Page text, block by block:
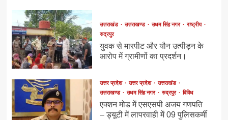
उत्तराखंड उत्तराखण्ड उधम सिंह नगर
राष्ट्रीय
रुद्रपुर
युवक से मारपीट और यौन उत्पीड़न के
आरोप में ग्रामीणों का प्रदर्शन।
उत्तर प्रदेश उत्तर प्रदेश
उत्तराखंड
उत्तराखण्ड
उधम सिंह नगर रुद्रपुर विविध
एक्शन मोड में एसएसपी अजय गणपति
– ड्यूटी में लापरवाही में 09 पुलिसकर्मी